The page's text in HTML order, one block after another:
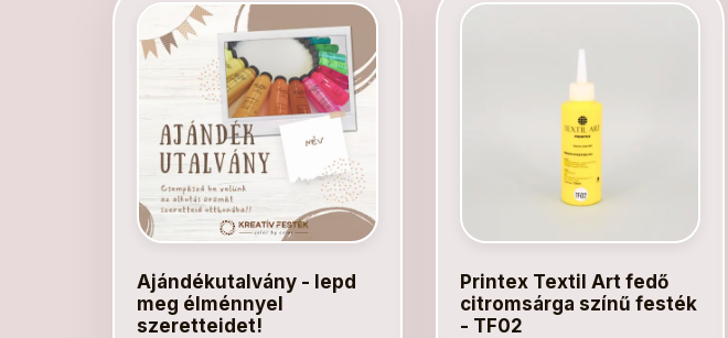
Ajándékutalvány - lepd
meg élménnyel
szeretteidet!
Printex Textil Art fedő
citromsárga színű festék
- TF02